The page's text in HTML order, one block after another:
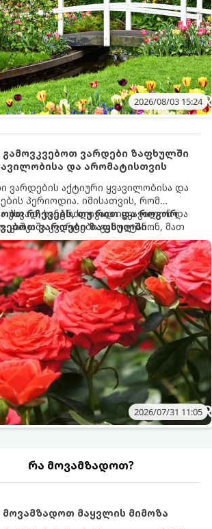
2026/08/03 15:24
ვარდები ზაფხულში
და არომატისთვის
ვარდების აქტიური ყვავილობისა და
პერიოდია. იმისათვის, რომ
უხვად, ხანგრძლივად იყვავილონ და
კაშკაშა კვირტები გამოიტანონ, მათ
და სწორი გამოკვება
ზაფხულის პერიოდში მცენარის
იცვლება, ამიტომ
ვიცოდეთ, რომელი სასუქები
ამ დროს.
რჩევებს, თუ რით და როგორ
ვარდები ზაფხულში
შედეგის მისაღწევად:
2026/07/31 11:05
რა მოვამზადოთ?
მაყვლის მიმოზა